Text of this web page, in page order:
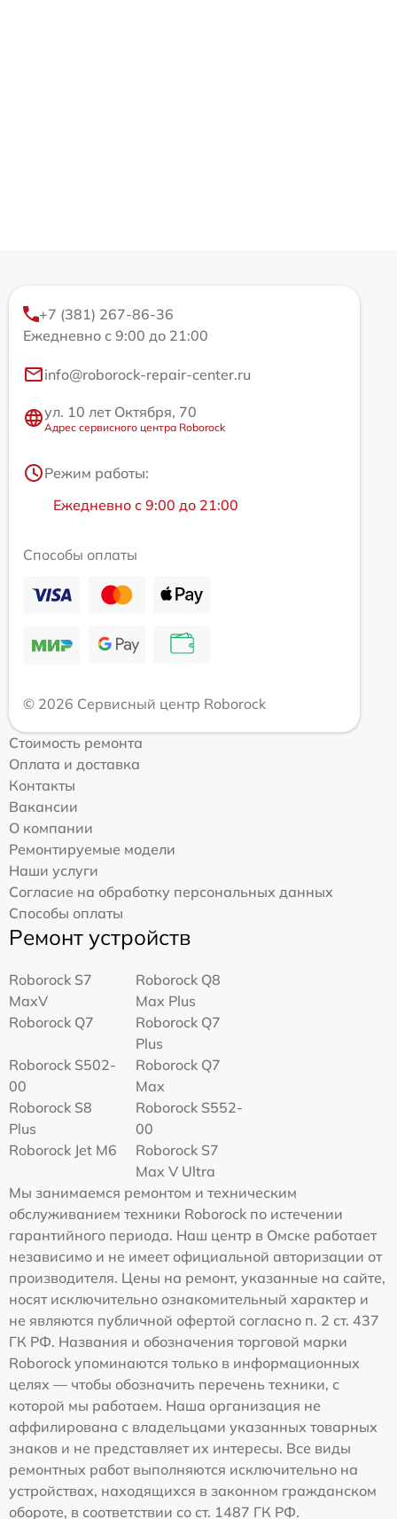
+7 (381) 267-86-36
Ежедневно с 9:00 до 21:00
info@roborock-repair-center.ru
ул. 10 лет Октября, 70
Адрес сервисного центра Roborock
Режим работы:
Ежедневно с 9:00 до 21:00
Способы оплаты
© 2026 Сервисный центр Roborock
Стоимость ремонта
Оплата и доставка
Контакты
Вакансии
О компании
Ремонтируемые модели
Наши услуги
Согласие на обработку персональных данных
Способы оплаты
Ремонт устройств
Roborock S7
MaxV
Roborock Q8
Max Plus
Roborock Q7
Roborock Q7
Plus
Roborock S502-
00
Roborock Q7
Max
Roborock S8
Plus
Roborock S552-
00
Roborock Jet M6
Roborock S7
Max V Ultra
Мы занимаемся ремонтом и техническим
обслуживанием техники Roborock по истечении
гарантийного периода. Наш центр в Омске работает
независимо и не имеет официальной авторизации от
производителя. Цены на ремонт, указанные на сайте,
носят исключительно ознакомительный характер и
не являются публичной офертой согласно п. 2 ст. 437
ГК РФ. Названия и обозначения торговой марки
Roborock упоминаются только в информационных
целях — чтобы обозначить перечень техники, с
которой мы работаем. Наша организация не
аффилирована с владельцами указанных товарных
знаков и не представляет их интересы. Все виды
ремонтных работ выполняются исключительно на
устройствах, находящихся в законном гражданском
обороте, в соответствии со ст. 1487 ГК РФ.